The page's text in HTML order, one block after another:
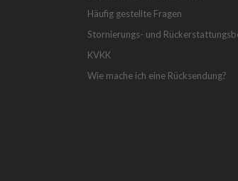
Häufig gestellte Fragen
Stornierungs- und
KVKK
Wie mache ich eine Rücksendung?